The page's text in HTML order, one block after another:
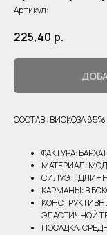
Артикул:
225,40 р.
СОСТАВ : ВИСКОЗА
ФАКТУРА:
МАТЕРИАЛ:
СИЛУЭТ:
КАРМАНЫ: В
ЭЛАСТИЧНОЙ
ПОСАДКА: